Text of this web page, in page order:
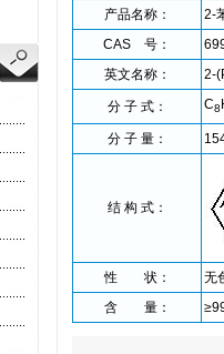
产品名称：
2-
CAS 号：
英文名称：
2-
分 子 式： C8
分 子 量：
结 构 式：
性 状：
无
含 量：